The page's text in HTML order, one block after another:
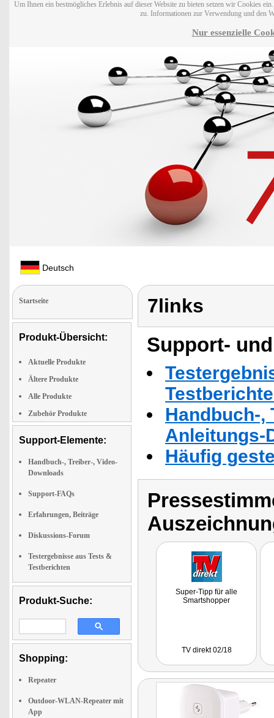
Um Ihnen ein bestmögliches Erlebnis auf dieser Website zu bieten setzen wir Cookies
zu. Informationen zur Verwendung und den
Nur essenzielle
Deutsch
Startseite
Produkt-Übersicht:
Aktuelle Produkte
Ältere Produkte
Alle Produkte
Zubehör Produkte
Support-Elemente:
Handbuch-, Treiber-, Video-
Downloads
Support-FAQs
Erfahrungen, Beiträge
Diskussions-Forum
Testergebnisse aus Tests &
Testberichten
Produkt-Suche:
Shopping:
Repeater
Outdoor-WLAN-Repeater mit
App
7links
Support-
Handbuch-,
Anleitungs-
Häufig
Super-Tipp für alle
Smartshopper
TV direkt 02/18